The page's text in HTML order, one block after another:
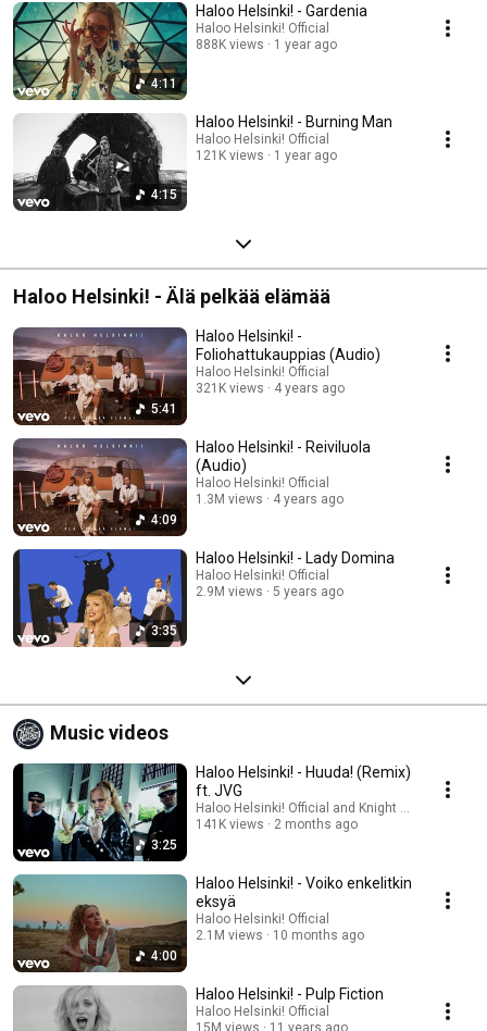
4:11
Haloo Helsinki! - Gardenia
Haloo Helsinki! Official
888K views
1 year ago
4:15
Haloo Helsinki! - Burning Man
Haloo Helsinki! Official
121K views
1 year ago
Haloo Helsinki! - Älä pelkää elämää
5:41
Haloo Helsinki! -
Foliohattukauppias (Audio)
Haloo Helsinki! Official
321K views
4 years ago
4:09
Haloo Helsinki! - Reiviluola
(Audio)
Haloo Helsinki! Official
1.3M views
4 years ago
3:35
Haloo Helsinki! - Lady Domina
Haloo Helsinki! Official
2.9M views
5 years ago
Music videos
3:25
Haloo Helsinki! - Huuda! (Remix)
ft. JVG
Haloo Helsinki! Official and Knight Rydazz
141K views
2 months ago
4:00
Haloo Helsinki! - Voiko enkelitkin
eksyä
Haloo Helsinki! Official
2.1M views
10 months ago
Haloo Helsinki! - Pulp Fiction
Haloo Helsinki! Official
15M views
11 years ago